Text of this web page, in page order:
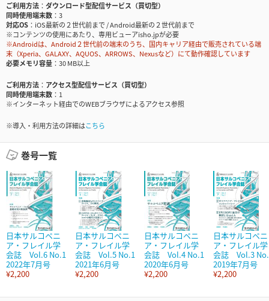
ご利用方法
ダウンロード型配信サービス（買切型）
同時使用端末数
3
対応OS
iOS最新の２世代前まで / Android最新の２世代前まで
※コンテンツの使用にあたり、専用ビューアisho.jpが必要
※Androidは、Android２世代前の端末のうち、国内キャリア経由で販売されている端
末（Xperia、GALAXY、AQUOS、ARROWS、Nexusなど）にて動作確認しています
必要メモリ容量
30 MB以上
ご利用方法
アクセス型配信サービス（買切型）
同時使用端末数
1
※インターネット経由でのWEBブラウザによるアクセス参照
※導入・利用方法の詳細はこちら
巻号一覧
日本サルコペニ
ア・フレイル学
会誌 Vol.6 No.1
2022年7月号
¥2,200
日本サルコペニ
ア・フレイル学
会誌 Vol.5 No.1
2021年6月号
¥2,200
日本サルコペニ
ア・フレイル学
会誌 Vol.4 No.1
2020年6月号
¥2,200
日本サルコペニ
ア・フレイル学
会誌 Vol.3
2019年7月号
¥2,200